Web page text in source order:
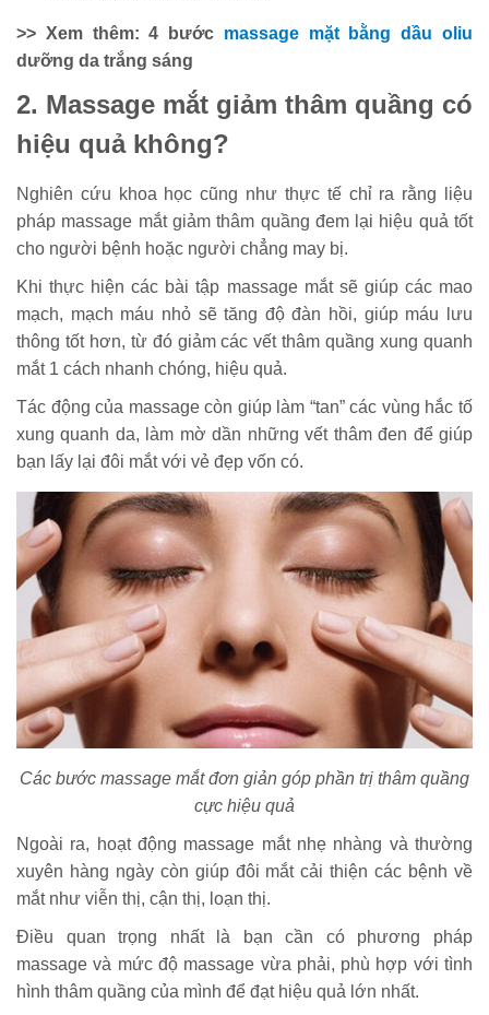
>> Xem thêm: 4 bước massage mặt bằng dầu oliu
dưỡng da trắng sáng
2. Massage mắt giảm thâm quầng có
hiệu quả không?
Nghiên cứu khoa học cũng như thực tế chỉ ra rằng liệu
pháp massage mắt giảm thâm quầng đem lại hiệu quả tốt
cho người bệnh hoặc người chẳng may bị.
Khi thực hiện các bài tập massage mắt sẽ giúp các mao
mạch, mạch máu nhỏ sẽ tăng độ đàn hồi, giúp máu lưu
thông tốt hơn, từ đó giảm các vết thâm quầng xung quanh
mắt 1 cách nhanh chóng, hiệu quả.
Tác động của massage còn giúp làm “tan” các vùng hắc tố
xung quanh da, làm mờ dần những vết thâm đen để giúp
bạn lấy lại đôi mắt với vẻ đẹp vốn có.
Các bước massage mắt đơn giản góp phần trị thâm quầng
cực hiệu quả
Ngoài ra, hoạt động massage mắt nhẹ nhàng và thường
xuyên hàng ngày còn giúp đôi mắt cải thiện các bệnh về
mắt như viễn thị, cận thị, loạn thị.
Điều quan trọng nhất là bạn cần có phương pháp
massage và mức độ massage vừa phải, phù hợp với tình
hình thâm quầng của mình để đạt hiệu quả lớn nhất.